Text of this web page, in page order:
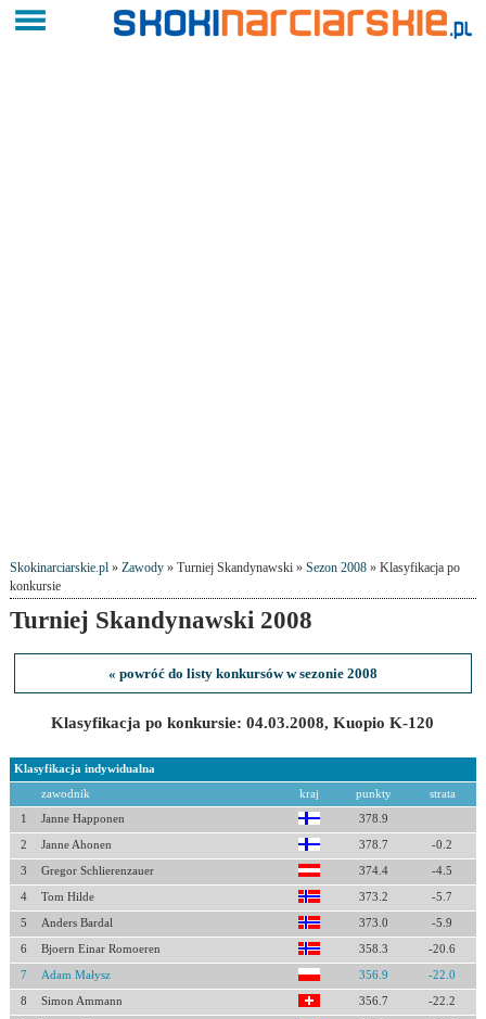
Skokinarciarskie.pl» Zawody» Turniej Skandynawski » Sezon 2008» Klasyfikacja po
konkursie
Turniej Skandynawski 2008
« powróć do listy konkursów w sezonie 2008
Klasyfikacja po konkursie: 04.03.2008, Kuopio K-120
Klasyfikacja indywidualna
zawodnik kraj punkty strata
1 Janne Happonen 378.9
2 Janne Ahonen 378.7 -0.2
3 Gregor Schlierenzauer 374.4 -4.5
4 Tom Hilde 373.2 -5.7
5 Anders Bardal 373.0 -5.9
6 Bjoern Einar Romoeren 358.3 -20.6
7 Adam Małysz 356.9 -22.0
8 Simon Ammann 356.7 -22.2